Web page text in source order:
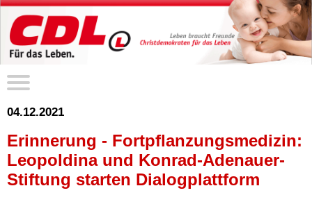
04.12.2021
Erinnerung - Fortpflanzungsmedizin:
Leopoldina und Konrad-Adenauer-
Stiftung starten Dialogplattform